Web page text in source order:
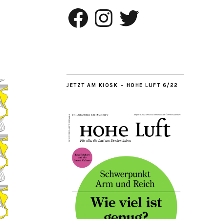
Facebook InstagramTwitter
JETZT AM KIOSK – HOHE LUFT 6/22